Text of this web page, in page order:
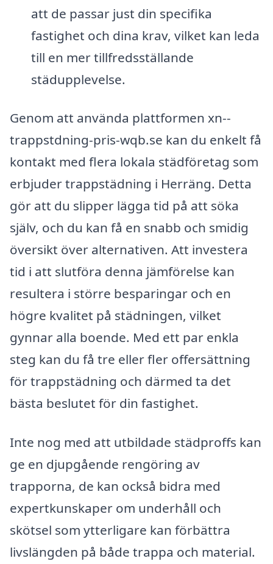
att de passar just din specifika
fastighet och dina krav, vilket kan leda
till en mer tillfredsställande
städupplevelse.
Genom att använda plattformen xn--
trappstdning-pris-wqb.se kan du enkelt få
kontakt med flera lokala städföretag som
erbjuder trappstädning i Herräng. Detta
gör att du slipper lägga tid på att söka
själv, och du kan få en snabb och smidig
översikt över alternativen. Att investera
tid i att slutföra denna jämförelse kan
resultera i större besparingar och en
högre kvalitet på städningen, vilket
gynnar alla boende. Med ett par enkla
steg kan du få tre eller fler offersättning
för trappstädning och därmed ta det
bästa beslutet för din fastighet.
Inte nog med att utbildade städproffs kan
ge en djupgående rengöring av
trapporna, de kan också bidra med
expertkunskaper om underhåll och
skötsel som ytterligare kan förbättra
livslängden på både trappa och material.